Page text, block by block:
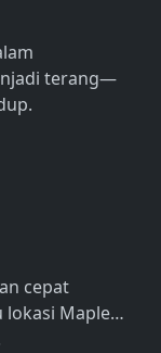
terang—
cepat
lokasi Maple…